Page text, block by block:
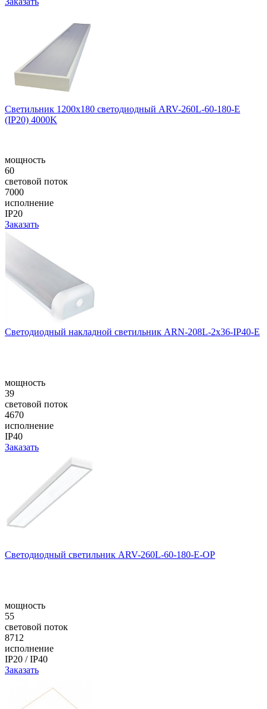
Светильник 1200x180 светодиодный ARV-260L-60-180-E
(IP20) 4000K
мощность
60
световой поток
7000
исполнение
IP20
Заказать
Светодиодный накладной светильник ARN-208L-2x36-IP40-E
мощность
39
световой поток
4670
исполнение
IP40
Заказать
Светодиодный светильник ARV-260L-60-180-E-OP
мощность
55
световой поток
8712
исполнение
IP20 / IP40
Заказать